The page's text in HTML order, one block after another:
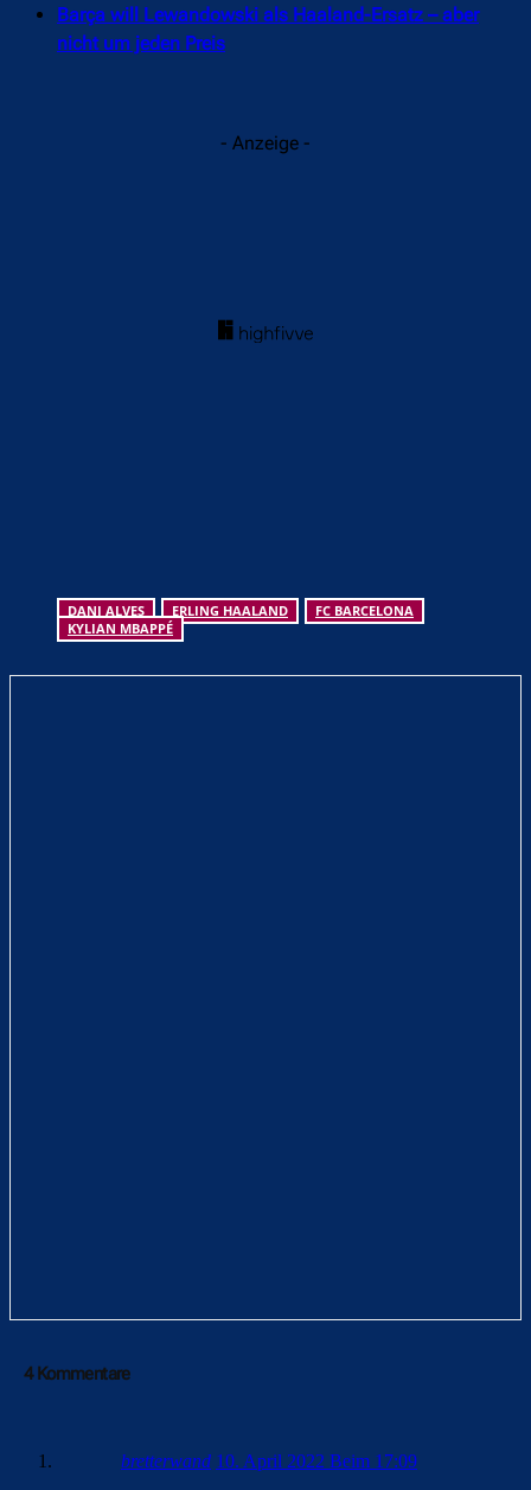
Barça will Lewandowski als Haaland-Ersatz – aber
nicht um jeden Preis
- Anzeige -
DANI ALVES ERLING HAALAND
FC BARCELONA
KYLIAN MBAPPÉ
4 Kommentare
bretterwand 10. April 2022 Beim 17:09